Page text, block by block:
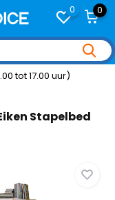
0 0
tot 17.00 uur)
Stapelbed